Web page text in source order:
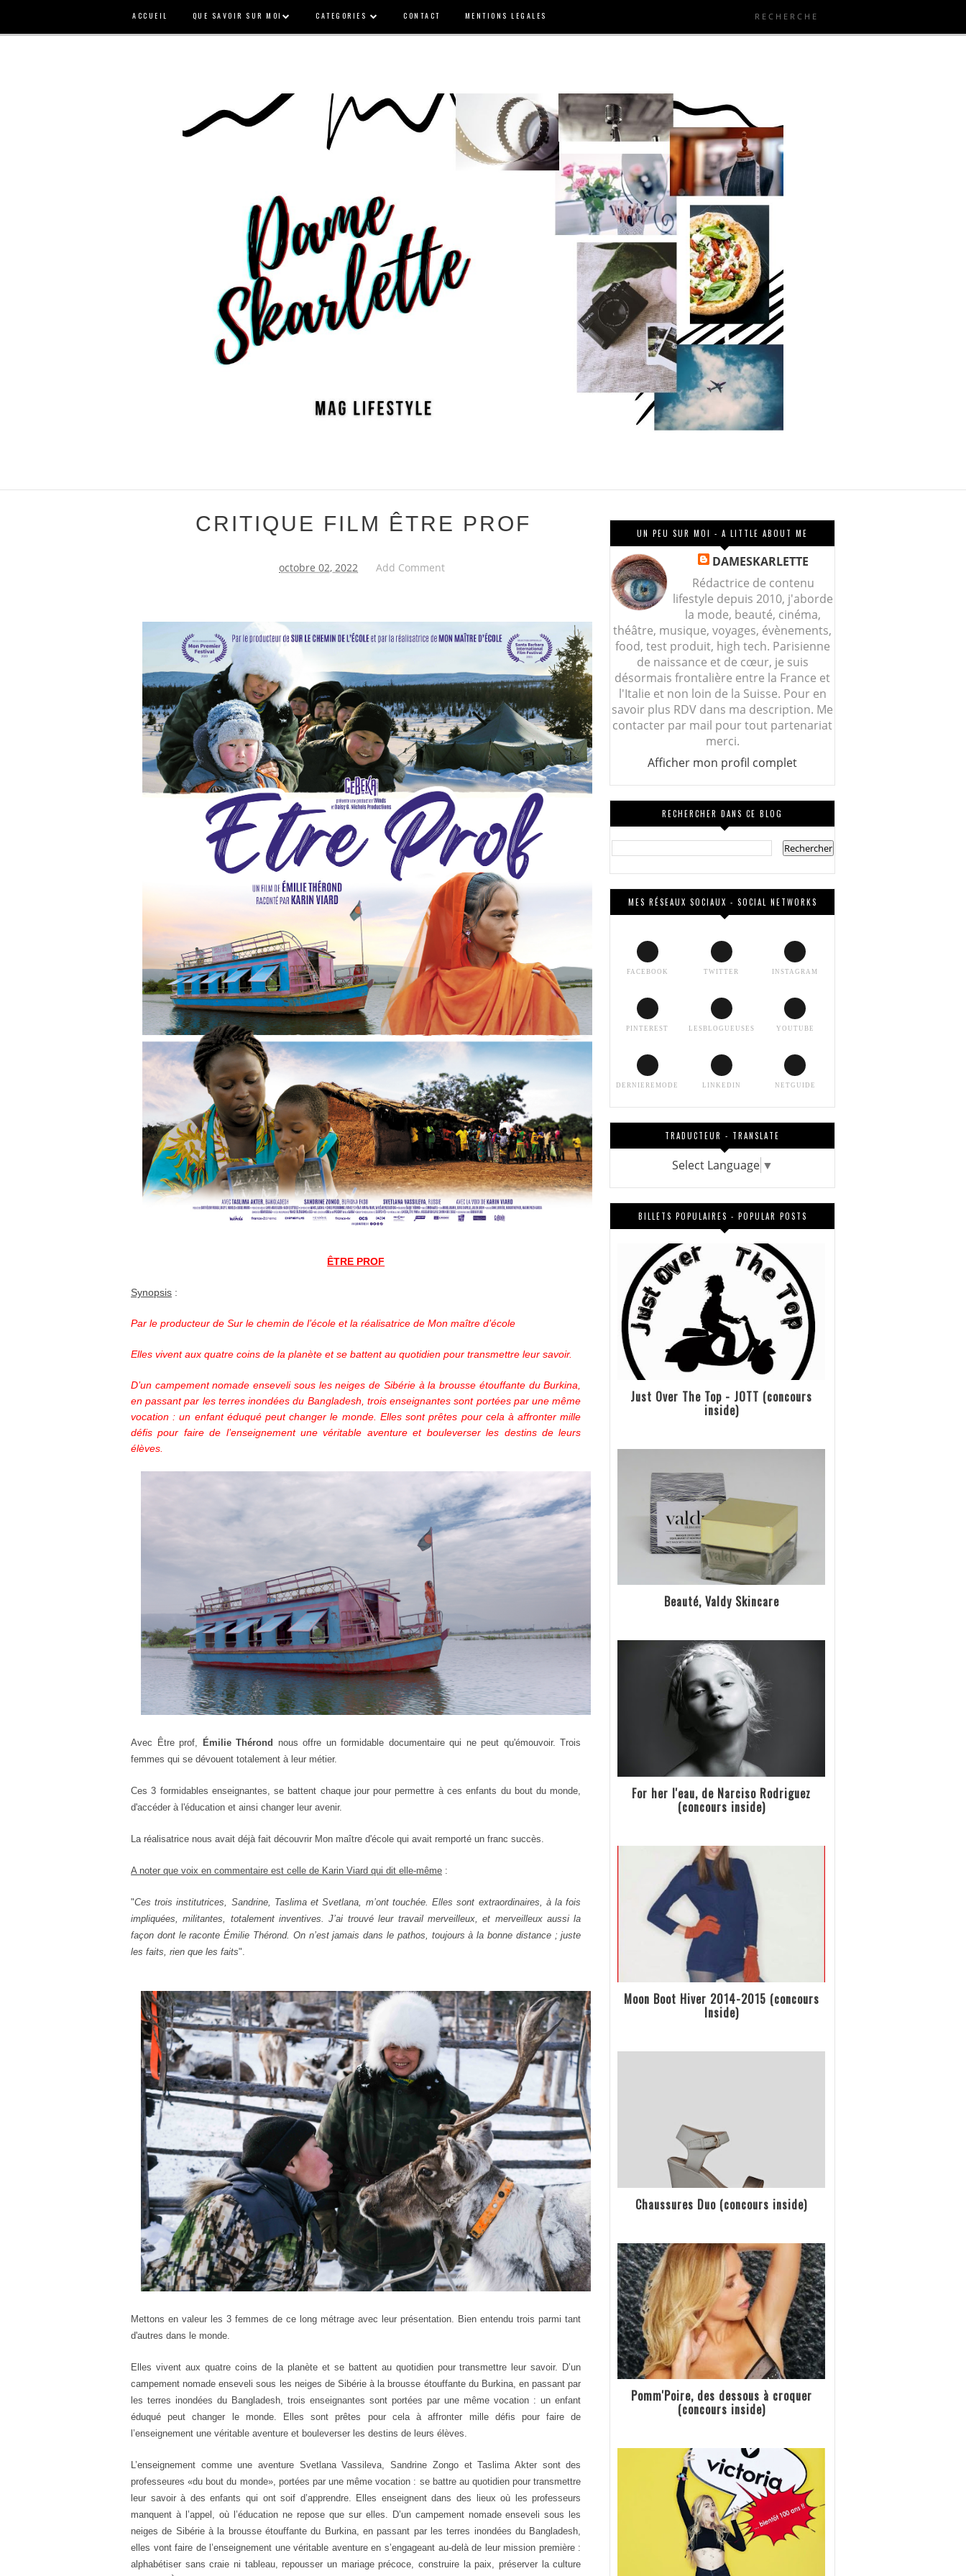
ACCUEIL QUE SAVOIR SUR MOI CATEGORIES CONTACT MENTIONS LEGALES
CRITIQUE FILM ÊTRE PROF
octobre 02, 2022 Add Comment
ÊTRE PROF
Synopsis :
Par le producteur de Sur le chemin de l’école et la réalisatrice de Mon maître d’école
Elles vivent aux quatre coins de la planète et se battent au quotidien pour transmettre leur savoir.
D’un campement nomade enseveli sous les neiges de Sibérie à la brousse étouffante du Burkina,
en passant par les terres inondées du Bangladesh, trois enseignantes sont portées par une même
vocation : un enfant éduqué peut changer le monde. Elles sont prêtes pour cela à affronter mille
défis pour faire de l’enseignement une véritable aventure et bouleverser les destins de leurs
élèves.
Avec Être prof, Émilie Thérond
nous offre un formidable documentaire qui ne peut qu'émouvoir. Trois
femmes qui se dévouent totalement à leur métier.
Ces 3 formidables enseignantes, se battent chaque jour pour permettre à ces enfants du bout du monde,
d'accéder à l'éducation et ainsi changer leur avenir.
La réalisatrice nous avait déjà fait découvrir Mon maître d'école qui avait remporté un franc succès.
A noter que voix en commentaire est celle de Karin Viard qui dit elle-même :
"Ces trois institutrices, Sandrine, Taslima et Svetlana, m’ont touchée. Elles sont extraordinaires, à la fois
impliquées, militantes, totalement inventives. J’ai trouvé leur travail merveilleux, et merveilleux aussi la
façon dont le raconte Émilie Thérond. On n’est jamais dans le pathos, toujours à la bonne distance ; juste
les faits, rien que les faits".
Mettons en valeur les 3 femmes de ce long métrage avec leur présentation. Bien entendu trois parmi tant
d'autres dans le monde.
Elles vivent aux quatre coins de la planète et se battent au quotidien pour transmettre leur savoir. D’un
campement nomade enseveli sous les neiges de Sibérie à la brousse étouffante du Burkina, en passant par
les terres inondées du Bangladesh, trois enseignantes sont portées par une même vocation : un enfant
éduqué peut changer le monde. Elles sont prêtes pour cela à affronter mille défis pour faire de
l’enseignement une véritable aventure et bouleverser les destins de leurs élèves.
L’enseignement comme une aventure Svetlana Vassileva, Sandrine Zongo et Taslima Akter sont des
professeures «du bout du monde», portées par une même vocation : se battre au quotidien pour transmettre
leur savoir à des enfants qui ont soif d’apprendre. Elles enseignent dans des lieux où les professeurs
manquent à l’appel, où l’éducation ne repose que sur elles. D’un campement nomade enseveli sous les
neiges de Sibérie à la brousse étouffante du Burkina, en passant par les terres inondées du Bangladesh,
elles vont faire de l’enseignement une véritable aventure en s’engageant au-delà de leur mission première :
alphabétiser sans craie ni tableau, repousser un mariage précoce, construire la paix, préserver la culture
UN PEU SUR MOI - A LITTLE ABOUT ME
DAMESKARLETTE
Rédactrice de contenu
lifestyle depuis 2010, j'aborde
la mode, beauté, cinéma,
théâtre, musique, voyages, évènements,
food, test produit, high tech. Parisienne
de naissance et de cœur, je suis
désormais frontalière entre la France et
l'Italie et non loin de la Suisse. Pour en
savoir plus RDV dans ma description. Me
contacter par mail pour tout partenariat
merci.
Afficher mon profil complet
RECHERCHER DANS CE BLOG
MES RÉSEAUX SOCIAUX - SOCIAL NETWORKS
FACEBOOK TWITTER INSTAGRAM
PINTEREST LESBLOGUEUSES YOUTUBE
DERNIEREMODE LINKEDIN NETGUIDE
TRADUCTEUR - TRANSLATE
Select Language ▼
BILLETS POPULAIRES - POPULAR POSTS
Just Over The Top - JOTT (concours
inside)
Beauté, Valdy Skincare
For her l'eau, de Narciso Rodriguez
(concours inside)
Moon Boot Hiver 2014-2015 (concours
Inside)
Chaussures Duo (concours inside)
Pomm'Poire, des dessous à croquer
(concours inside)